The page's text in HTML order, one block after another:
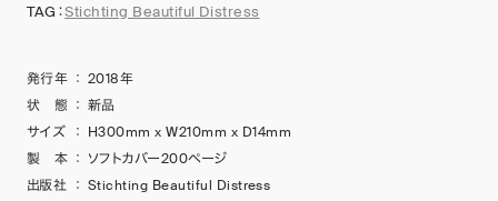
TAG：Stichting Beautiful Distress
発行年 ： 2018年
状 態 ： 新品
サイズ
： H300mm x W210mm x D14mm
製 本 ： ソフトカバー200ページ
出版社 ： Stichting Beautiful Distress